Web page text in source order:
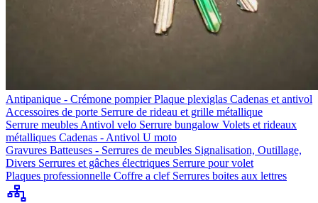
Antipanique - Crémone pompierPlaque plexiglas Cadenas et antivol
Accessoires de porte Serrure de rideau et grille métallique
Serrure meubles Antivol velo Serrure bungalow Volets et rideaux
métalliques Cadenas - Antivol U moto
Gravures Batteuses - Serrures de meubles Signalisation, Outillage,
Divers Serrures et gâches électriques Serrure pour volet
Plaques professionnelle Coffre a clef Serrures boites aux lettres